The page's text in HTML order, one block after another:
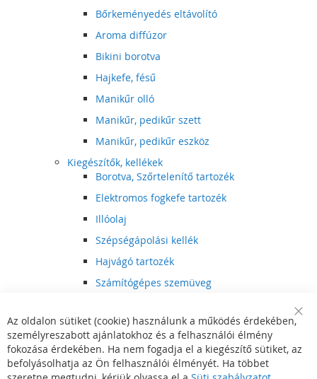
Bőrkeményedés eltávolító
Aroma diffúzor
Bikini borotva
Hajkefe, fésű
Manikűr olló
Manikűr, pedikűr szett
Manikűr, pedikűr eszköz
Kiegészítők, kellékek
Borotva, Szőrtelenítő tartozék
Elektromos fogkefe tartozék
Illóolaj
Szépségápolási kellék
Hajvágó tartozék
Számítógépes szemüveg
Hajvágó kiegészítő
Szórakoztató elektronika
Multimédia
DVD, BluRay lejátszó
Bar
Az oldalon sütiket (cookie) használunk a működés érdekében,
személyreszabott ajánlatokhoz és a felhasználói élmény
fokozása érdekében. Ha nem fogadja el a kiegészítő sütiket, az
befolyásolhatja az Ön felhasználói élményét. Ha többet